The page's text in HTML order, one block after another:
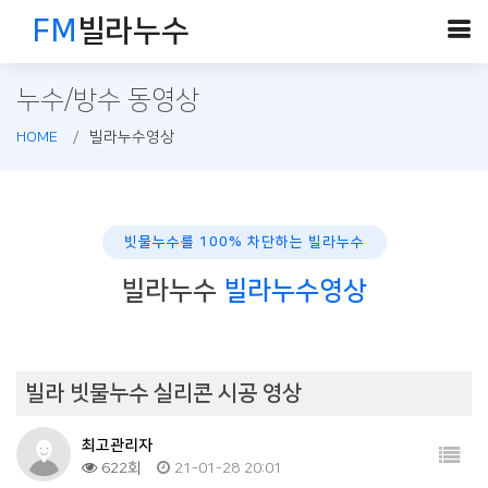
FM 빌라누수
누수/방수 동영상
HOME 빌라누수영상
빗물누수를 100% 차단하는 빌라누수
빌라누수 빌라누수영상
빌라 빗물누수 실리콘 시공 영상
최고관리자
622회
21-01-28 20:01